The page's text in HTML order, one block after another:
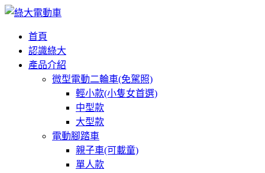
首頁
認識綠大
產品介紹
微型電動二輪車(免駕照)
輕小款(小隻女首選)
中型款
大型款
電動腳踏車
親子車(可載童)
單人款